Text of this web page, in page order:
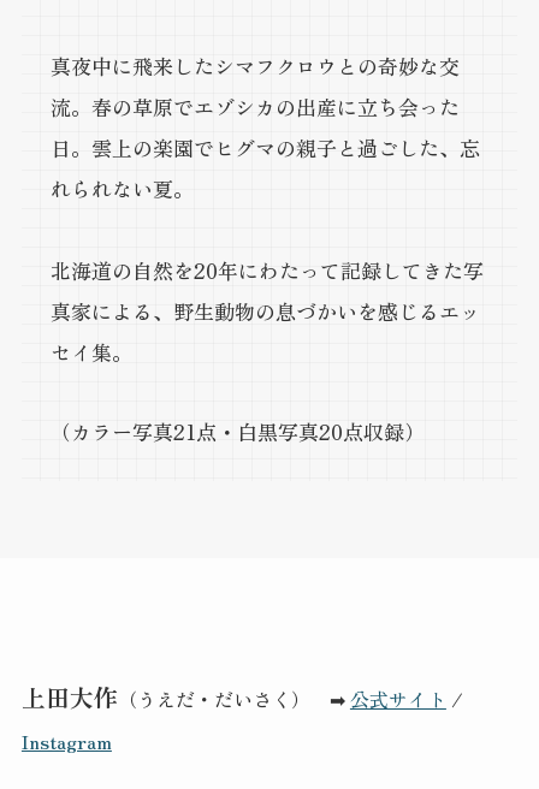
真夜中に飛来したシマフクロウとの奇妙な交
流。春の草原でエゾシカの出産に立ち会った
日。雲上の楽園でヒグマの親子と過ごした、忘
れられない夏。
北海道の自然を20年にわたって記録してきた写
真家による、野生動物の息づかいを感じるエッ
セイ集。
（カラー写真21点・白黒写真20点収録）
上田大作 （うえだ・だいさく） ➡公式サイト /
Instagram